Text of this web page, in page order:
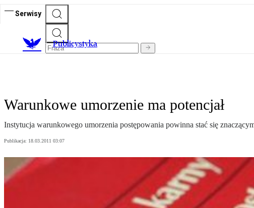
Serwisy
Publicystyka
Warunkowe umorzenie ma potencjał
Instytucja warunkowego umorzenia postępowania powinna stać się
Publikacja: 18.03.2011 03:07